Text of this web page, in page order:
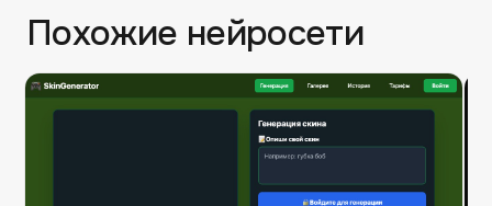
Похожие нейросети